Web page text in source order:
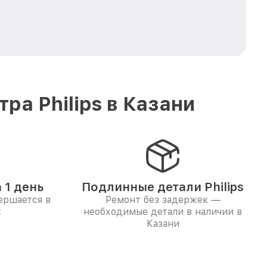
Philips в Казани
день
в
Подлинные детали Philips
Ремонт без задержек —
необходимые детали в наличии в
Казани